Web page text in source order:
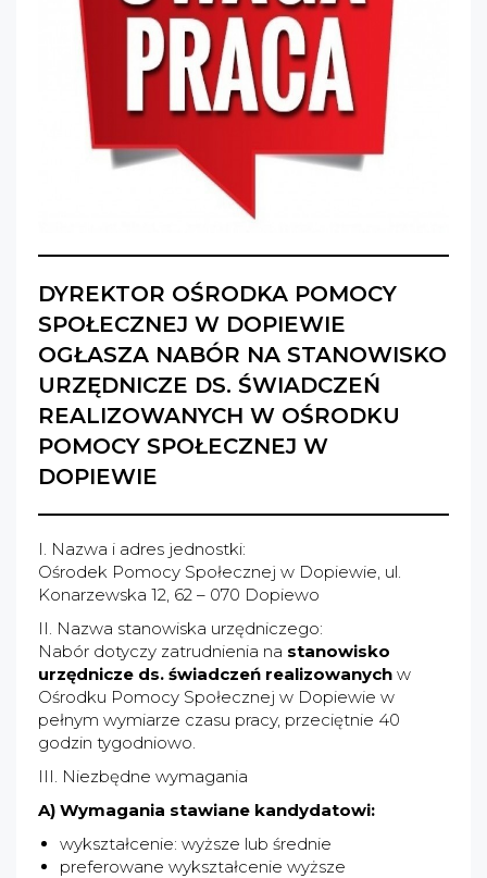
DYREKTOR OŚRODKA POMOCY
SPOŁECZNEJ W DOPIEWIE
OGŁASZA NABÓR NA STANOWISKO
URZĘDNICZE DS. ŚWIADCZEŃ
REALIZOWANYCH W OŚRODKU
POMOCY SPOŁECZNEJ W
DOPIEWIE
I. Nazwa i adres jednostki:
Ośrodek Pomocy Społecznej w Dopiewie, ul.
Konarzewska 12, 62 – 070 Dopiewo
II. Nazwa stanowiska urzędniczego:
Nabór dotyczy zatrudnienia na stanowisko
urzędnicze ds. świadczeń realizowanych w
Ośrodku Pomocy Społecznej w Dopiewie w
pełnym wymiarze czasu pracy, przeciętnie 40
godzin tygodniowo.
III. Niezbędne wymagania
A) Wymagania stawiane kandydatowi:
wykształcenie: wyższe lub średnie
preferowane wykształcenie wyższe